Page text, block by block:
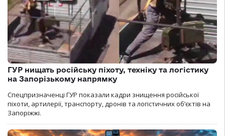
ГУР нищать російську піхоту, техніку та логістику
на Запорізькому напрямку
Спецпризначенці ГУР показали кадри знищення російської
піхоти, артилерії, транспорту, дронів та логістичних об’єктів на
Запоріжжі.